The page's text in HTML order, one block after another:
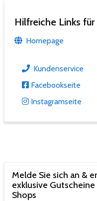
Hilfreiche Links
Homepage
Kundenservice
Facebookseite
Instagramseite
Melde Sie sich an &
exklusive
Shops​